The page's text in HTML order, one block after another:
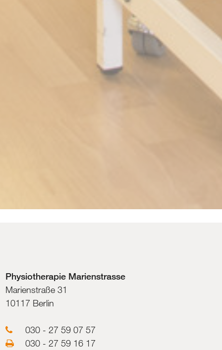
Physiotherapie Marienstrasse
Marienstraße 31
10117 Berlin
 030 - 27 59 07 57
 030 - 27 59 16 17